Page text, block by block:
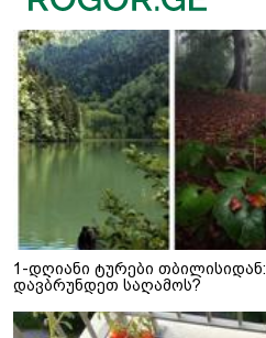
1-დღიანი ტურები
დავბრუნდეთ საღამოს?